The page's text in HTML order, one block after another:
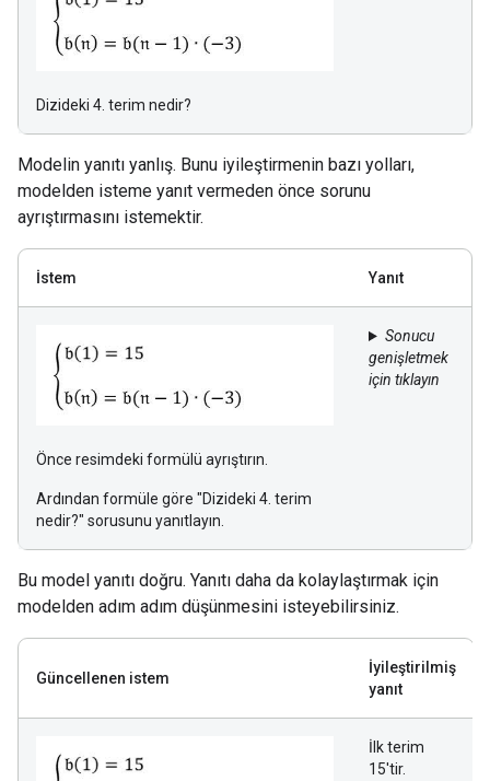
Dizideki 4. terim nedir?
Modelin yanıtı yanlış. Bunu iyileştirmenin bazı yolları,
modelden isteme yanıt vermeden önce sorunu
ayrıştırmasını istemektir.
İstem Yanıt
Önce resimdeki formülü ayrıştırın.
Ardından formüle göre "Dizideki 4. terim
nedir?" sorusunu yanıtlayın.
Sonucu
genişletmek
için tıklayın
Bu model yanıtı doğru. Yanıtı daha da kolaylaştırmak için
modelden adım adım düşünmesini isteyebilirsiniz.
Güncellenen istem
İyileştirilmiş
yanıt
İlk terim
15'tir.